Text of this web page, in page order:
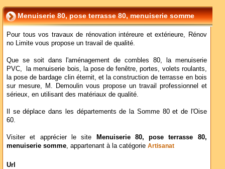
Menuiserie 80, pose terrasse 80, menuiserie somme
Pour tous vos travaux de rénovation intéreure et extérieure, Rénov
no Limite vous propose un travail de qualité.
Que se soit dans l'aménagement de combles 80, la menuiserie
PVC, la menuiserie bois, la pose de fenêtre, portes, volets roulants,
la pose de bardage clin éternit, et la construction de terrasse en bois
sur mesure, M. Demoulin vous propose un travail professionnel et
sérieux, en utilisant des matériaux de qualité.
Il se déplace dans les départements de la Somme 80 et de l'Oise
60.
Visiter et apprécier le site
Menuiserie 80, pose terrasse 80,
menuiserie somme, appartenant à la catégorie Artisanat
Url